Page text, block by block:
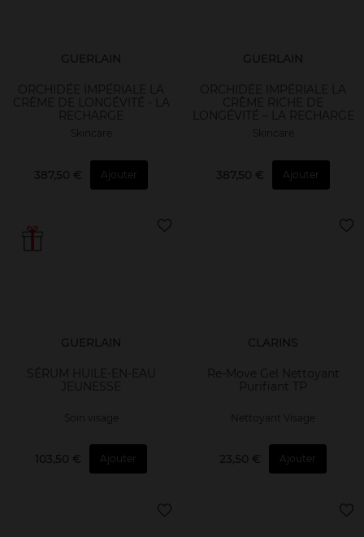
GUERLAIN
ORCHIDÉE IMPÉRIALE LA
CRÈME DE LONGÉVITÉ - LA
RECHARGE
Skincare
387,50 € Ajouter
GUERLAIN
ORCHIDÉE IMPÉRIALE LA
CRÈME RICHE DE
LONGÉVITÉ – LA RECHARGE
Skincare
387,50 € Ajouter
GUERLAIN
SÉRUM HUILE-EN-EAU
JEUNESSE
Soin visage
103,50 € Ajouter
CLARINS
Re-Move Gel Nettoyant
Purifiant TP
Nettoyant Visage
23,50 € Ajouter